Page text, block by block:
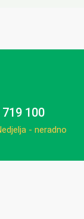
100
- neradno